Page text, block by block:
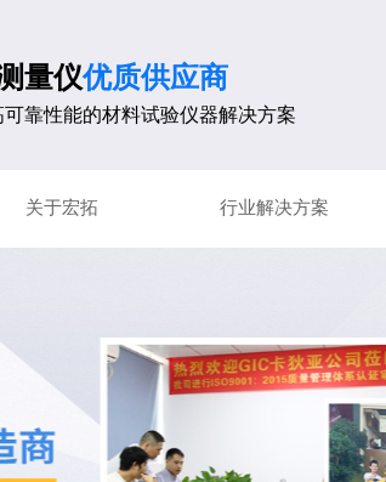
量仪优质供应商
靠性能的材料试验仪器解决方案
关于宏拓 行业解决方案